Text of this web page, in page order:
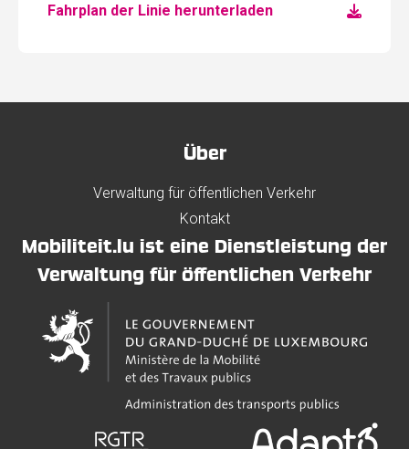
Fahrplan der Linie herunterladen
Über
Verwaltung für öffentlichen Verkehr
Kontakt
Mobiliteit.lu ist eine Dienstleistung der
Verwaltung für öffentlichen Verkehr